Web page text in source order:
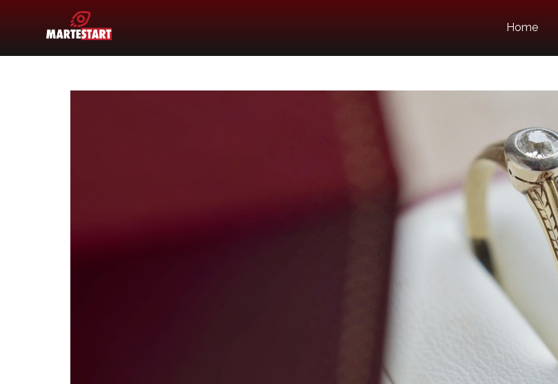
Home